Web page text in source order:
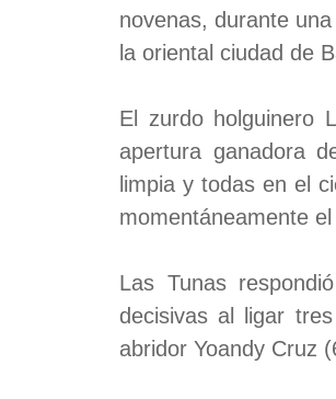
novenas, durante
la oriental ciudad de
El zurdo holguinero
apertura ganadora
limpia y todas en el
momentáneamente
Las Tunas
decisivas al ligar
abridor Yoandy Cruz